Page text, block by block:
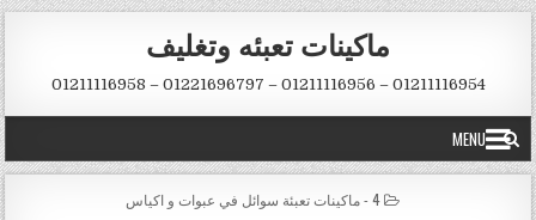
Skip to content
ماكينات تعبئه وتغليف
01211116954 – 01211116956 – 01221696797 – 01211116958
MENU
POSTED IN
4 - ماكينات تعبئة سوائل في عبوات و اكياس